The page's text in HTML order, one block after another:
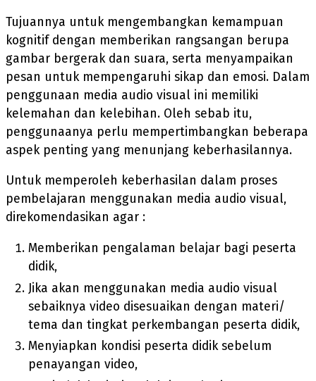
Tujuannya untuk mengembangkan kemampuan
kognitif dengan memberikan rangsangan berupa
gambar bergerak dan suara, serta menyampaikan
pesan untuk mempengaruhi sikap dan emosi. Dalam
penggunaan media audio visual ini memiliki
kelemahan dan kelebihan. Oleh sebab itu,
penggunaanya perlu mempertimbangkan beberapa
aspek penting yang menunjang keberhasilannya.
Untuk memperoleh keberhasilan dalam proses
pembelajaran menggunakan media audio visual,
direkomendasikan agar :
Memberikan pengalaman belajar bagi peserta
didik,
Jika akan menggunakan media audio visual
sebaiknya video disesuaikan dengan materi/
tema dan tingkat perkembangan peserta didik,
Menyiapkan kondisi peserta didik sebelum
penayangan video,